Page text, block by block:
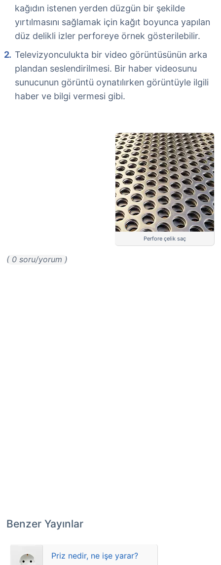
kağıdın istenen yerden düzgün bir şekilde
yırtılmasını sağlamak için kağıt boyunca yapılan
düz delikli izler perforeye örnek gösterilebilir.
Televizyonculukta bir video görüntüsünün arka
plandan seslendirilmesi. Bir haber videosunu
sunucunun görüntü oynatılırken görüntüyle ilgili
haber ve bilgi vermesi gibi.
Perfore çelik saç
( 0 soru/yorum )
Benzer Yayınlar
Priz nedir, ne işe yarar?